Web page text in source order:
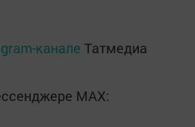
канале Татмедиа
MАХ: